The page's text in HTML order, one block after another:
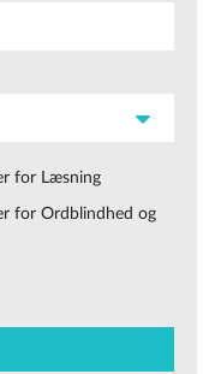
for Læsning
for Ordblindhed og